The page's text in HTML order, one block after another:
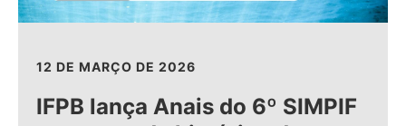
12 DE MARÇO DE 2026
IFPB lança Anais do 6º SIMPIF